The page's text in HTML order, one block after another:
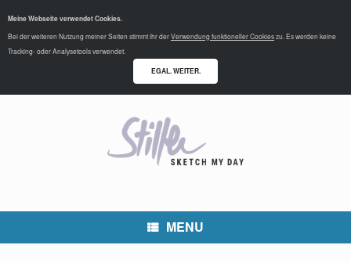
MENU
Meine Webseite verwendet Cookies.
Bei der weiteren Nutzung meiner Seiten stimmt ihr derVerwendung funktioneller Cookieszu. Es werden keine
Tracking- oder Analysetools verwendet.
EGAL. WEITER.